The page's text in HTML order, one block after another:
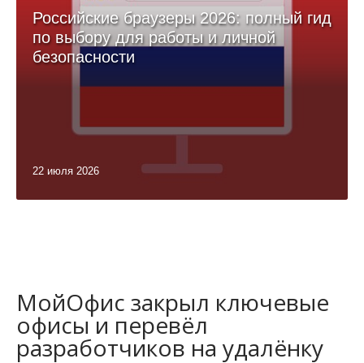
Российские браузеры 2026: полный гид
по выбору для работы и личной
безопасности
22 июля 2026
МойОфис закрыл ключевые
офисы и перевёл
разработчиков на удалёнку